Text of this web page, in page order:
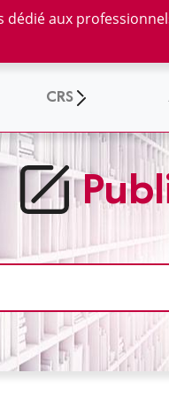
dédié aux
CRS